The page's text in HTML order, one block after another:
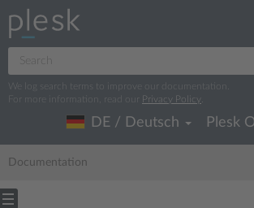
We log search terms to improve our documentation.
For more information, read our
Privacy Policy
DE / Deutsch Plesk
Documentation